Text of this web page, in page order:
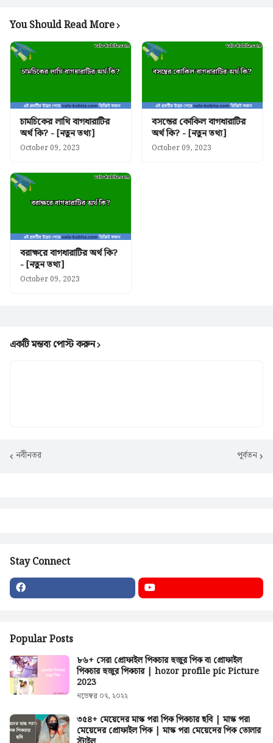
You Should Read More
চামচিকের লাথি বাগধারাটির
অর্থ কি? - [নতুন তথ্য]
October 09, 2023
বসন্তের কোকিল বাগধারাটির
অর্থ কি? - [নতুন তথ্য]
October 09, 2023
বরাক্ষরে বাগধারাটির অর্থ কি?
- [নতুন তথ্য]
October 09, 2023
একটি মন্তব্য পোস্ট করুন
নবীনতর পূর্বতন
Stay Connect
Popular Posts
৮৬+ সেরা প্রোফাইল পিকচার হুজুর পিক বা প্রোফাইল
পিকচার হুজুর পিকচার | hozor profile pic Picture
2023
নভেম্বর ০৭, ২০২২
৩৫৪+ মেয়েদের মাস্ক পরা পিক পিকচার ছবি | মাস্ক পরা
মেয়েদের প্রোফাইল পিক | মাস্ক পরা মেয়েদের পিক তোলার